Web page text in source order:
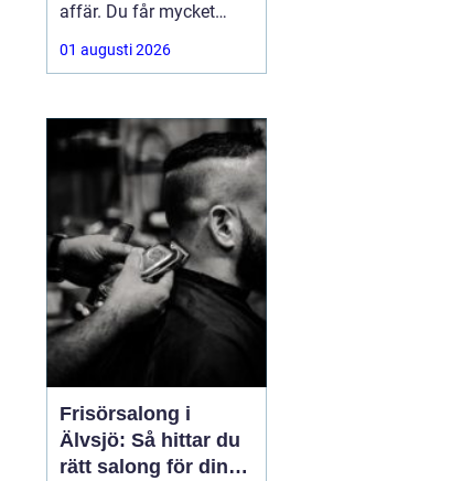
affär. Du får mycket
funktion för pengarna
och slipper den största
ofta kommer direkt när
en maskin är ny.
Samtidigt kräver ett
andrahandsköp mer
eftertanke. Den som vill
köpa
01 augusti 2026
Frisörsalong i
Älvsjö: Så hittar du
rätt salong för din